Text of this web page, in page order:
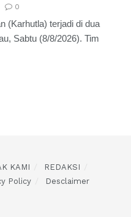
0
(Karhutla) terjadi di dua
Sabtu (8/8/2026). Tim
KAMI
REDAKSI
Policy Desclaimer